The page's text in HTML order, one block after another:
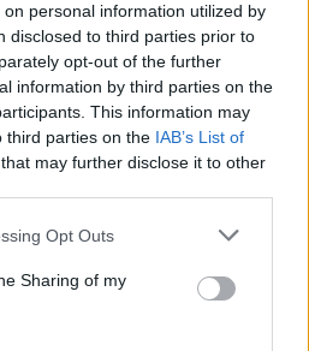
personal information utilized by
disclosed to third parties prior to
opt-out of the further
information by third parties on the
This information may
third parties on the IAB’s List of
that may further disclose it to other
Opt Outs
Sharing of my
Affleck et Jennifer Lopez